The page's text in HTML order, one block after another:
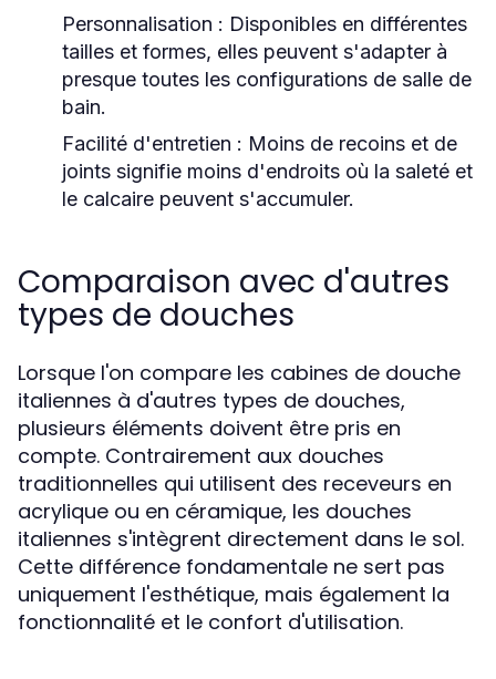
Personnalisation : Disponibles en différentes
tailles et formes, elles peuvent s'adapter à
presque toutes les configurations de salle de
bain.
Facilité d'entretien : Moins de recoins et de
joints signifie moins d'endroits où la saleté et
le calcaire peuvent s'accumuler.
Comparaison avec d'autres
types de douches
Lorsque l'on compare les cabines de douche
italiennes à d'autres types de douches,
plusieurs éléments doivent être pris en
compte. Contrairement aux douches
traditionnelles qui utilisent des receveurs en
acrylique ou en céramique, les douches
italiennes s'intègrent directement dans le sol.
Cette différence fondamentale ne sert pas
uniquement l'esthétique, mais également la
fonctionnalité et le confort d'utilisation.